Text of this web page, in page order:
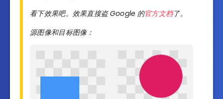
看下效果吧。效果直接盗 Google 的官方文档了。
源图像和目标图像：